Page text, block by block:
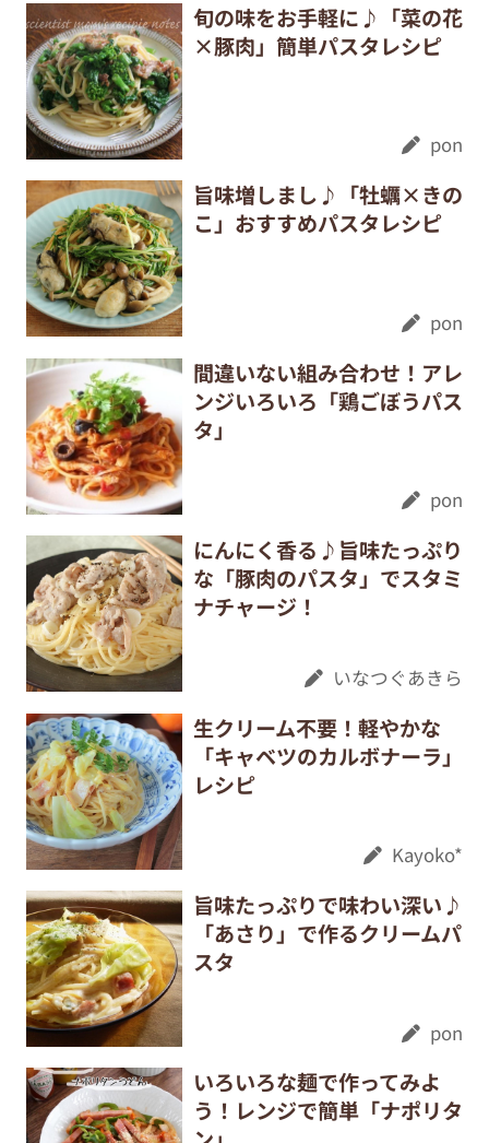
旬の味をお手軽に♪「菜の花
×豚肉」簡単パスタレシピ
pon
旨味増しまし♪「牡蠣×きの
こ」おすすめパスタレシピ
pon
間違いない組み合わせ！アレ
ンジいろいろ「鶏ごぼうパス
タ」
pon
にんにく香る♪旨味たっぷり
な「豚肉のパスタ」でスタミ
ナチャージ！
いなつぐあきら
生クリーム不要！軽やかな
「キャベツのカルボナーラ」
レシピ
Kayoko*
旨味たっぷりで味わい深い♪
「あさり」で作るクリームパ
スタ
pon
いろいろな麺で作ってみよ
う！レンジで簡単「ナポリタ